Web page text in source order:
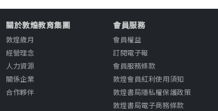
關於敦煌教育集團
敦煌歲月
經營理念
人力資源
關係企業
合作夥伴
會員服務
會員權益
訂閱電子報
會員服務條款
敦煌會員紅利使用須知
敦煌書局隱私權保護政策
敦煌書局電子商務條款